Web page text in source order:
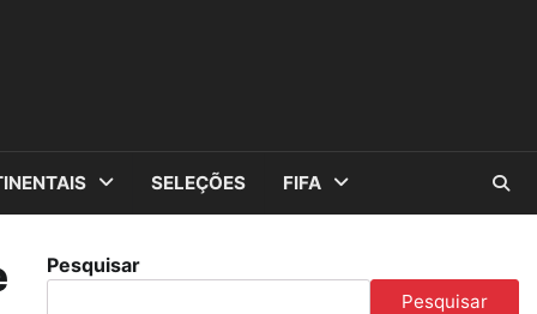
SELEÇÕES FIFA
Pesquisar
Pesquisar